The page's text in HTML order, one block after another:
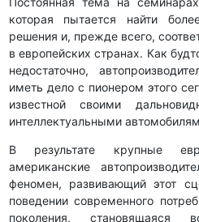
которая пытается найти
решения и, прежде всего,
в европейских странах. Как
недостаточно,
иметь дело с пионером этого
известной своими
интеллектуальными
В результате крупные
американские
феномен, развивающий этот
поведении современного
поколения,